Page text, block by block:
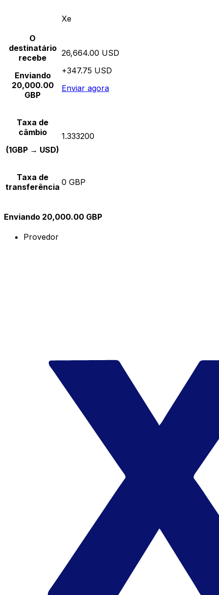
Xe
O
destinatário
recebe
Enviando
20,000.00
GBP
26,664.00 USD
+347.75 USD
Enviar agora
Taxa de
câmbio
(1GBP → USD)
1.333200
Taxa de
transferência 0 GBP
Enviando 20,000.00 GBP
Provedor